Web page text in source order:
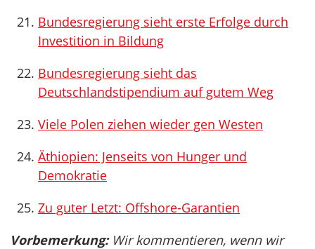
Bundesregierung sieht erste Erfolge durch
Investition in Bildung
Bundesregierung sieht das
Deutschlandstipendium auf gutem Weg
Viele Polen ziehen wieder gen Westen
Äthiopien: Jenseits von Hunger und
Demokratie
Zu guter Letzt: Offshore-Garantien
Vorbemerkung:Wir kommentieren, wenn wir